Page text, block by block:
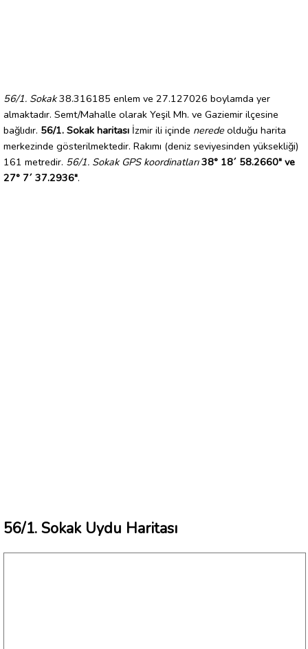
56/1. Sokak38.316185 enlem ve 27.127026 boylamda yer
almaktadır. Semt/Mahalle olarak Yeşil Mh. ve Gaziemir ilçesine
bağlıdır. 56/1. Sokak haritası İzmir ili içinde nerede olduğu harita
merkezinde gösterilmektedir. Rakımı (deniz seviyesinden yüksekliği)
161 metredir. 56/1. Sokak GPS koordinatları 38° 18´ 58.2660" ve
27° 7´ 37.2936".
56/1. Sokak Uydu Haritası